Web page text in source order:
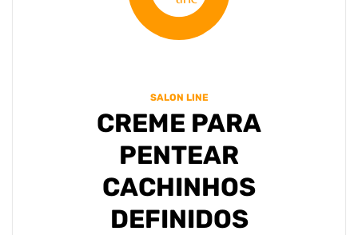
SALON LINE
CREME PARA
PENTEAR
CACHINHOS
DEFINIDOS